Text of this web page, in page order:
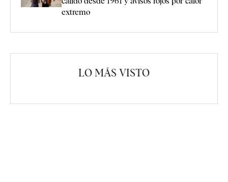
extremo
LO MÁS VISTO